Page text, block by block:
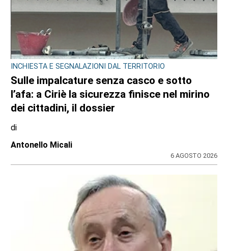
INCHIESTA E SEGNALAZIONI DAL TERRITORIO
Sulle impalcature senza casco e sotto
l’afa: a Ciriè la sicurezza finisce nel mirino
dei cittadini, il dossier
di
Antonello Micali
6 AGOSTO 2026